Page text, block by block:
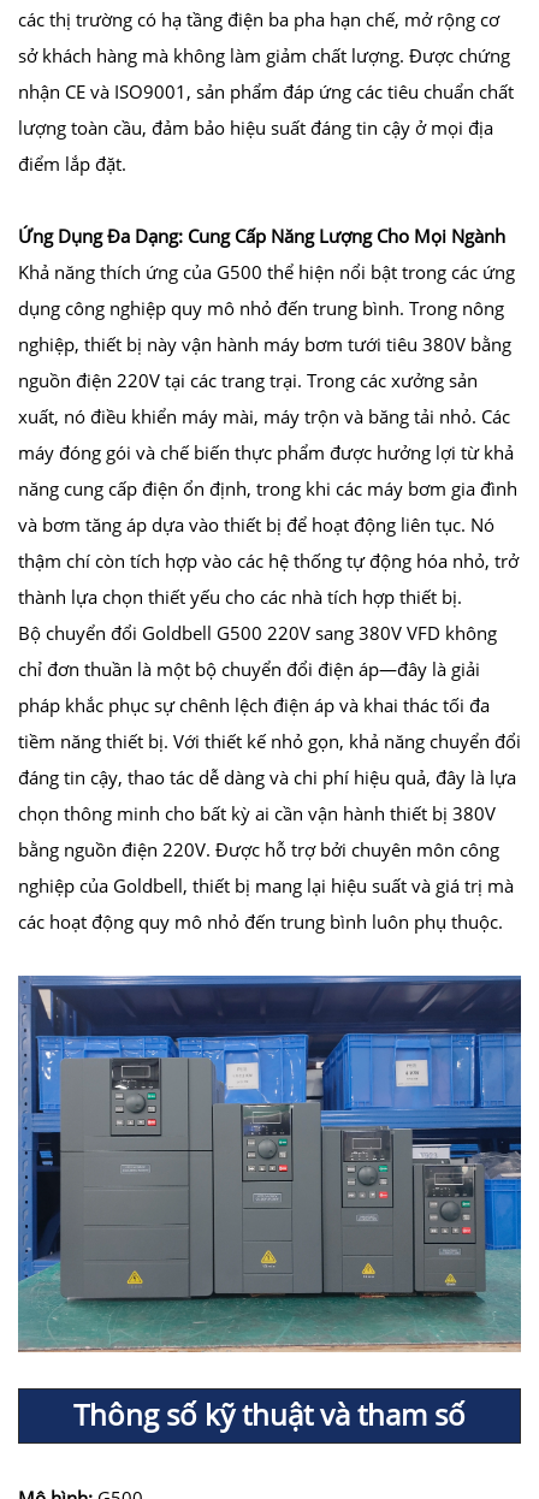
các thị trường có hạ tầng điện ba pha hạn chế, mở rộng cơ
sở khách hàng mà không làm giảm chất lượng. Được chứng
nhận CE và ISO9001, sản phẩm đáp ứng các tiêu chuẩn chất
lượng toàn cầu, đảm bảo hiệu suất đáng tin cậy ở mọi địa
điểm lắp đặt.
Ứng Dụng Đa Dạng: Cung Cấp Năng Lượng Cho Mọi Ngành
Khả năng thích ứng của G500 thể hiện nổi bật trong các ứng
dụng công nghiệp quy mô nhỏ đến trung bình. Trong nông
nghiệp, thiết bị này vận hành máy bơm tưới tiêu 380V bằng
nguồn điện 220V tại các trang trại. Trong các xưởng sản
xuất, nó điều khiển máy mài, máy trộn và băng tải nhỏ. Các
máy đóng gói và chế biến thực phẩm được hưởng lợi từ khả
năng cung cấp điện ổn định, trong khi các máy bơm gia đình
và bơm tăng áp dựa vào thiết bị để hoạt động liên tục. Nó
thậm chí còn tích hợp vào các hệ thống tự động hóa nhỏ, trở
thành lựa chọn thiết yếu cho các nhà tích hợp thiết bị.
Bộ chuyển đổi Goldbell G500 220V sang 380V VFD không
chỉ đơn thuần là một bộ chuyển đổi điện áp—đây là giải
pháp khắc phục sự chênh lệch điện áp và khai thác tối đa
tiềm năng thiết bị. Với thiết kế nhỏ gọn, khả năng chuyển đổi
đáng tin cậy, thao tác dễ dàng và chi phí hiệu quả, đây là lựa
chọn thông minh cho bất kỳ ai cần vận hành thiết bị 380V
bằng nguồn điện 220V. Được hỗ trợ bởi chuyên môn công
nghiệp của Goldbell, thiết bị mang lại hiệu suất và giá trị mà
các hoạt động quy mô nhỏ đến trung bình luôn phụ thuộc.
Thông số kỹ thuật và tham số